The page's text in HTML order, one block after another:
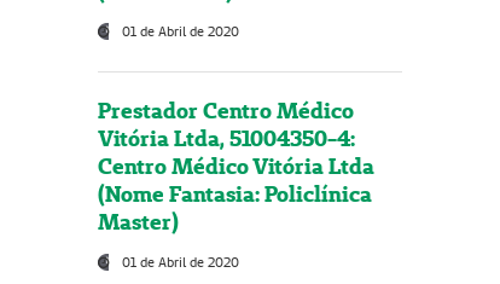
01 de Abril de 2020
Prestador Centro Médico
Vitória Ltda, 51004350-4:
Centro Médico Vitória Ltda
(Nome Fantasia: Policlínica
Master)
01 de Abril de 2020